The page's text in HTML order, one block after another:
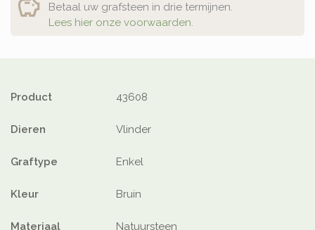
Betaal uw grafsteen in drie termijnen.
Lees hier onze voorwaarden.
Product 43608
Dieren Vlinder
Graftype Enkel
Kleur Bruin
Materiaal Natuursteen